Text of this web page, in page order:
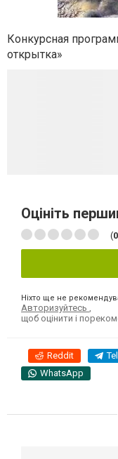
Конкурсная
открытка»
Оцініть
(0
Ніхто ще не
Авторизуйтесь
щоб оцінити і
Reddit
WhatsApp